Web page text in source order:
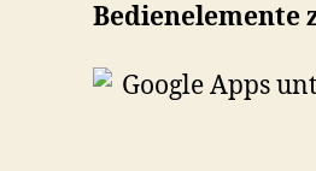
Bedienelemente